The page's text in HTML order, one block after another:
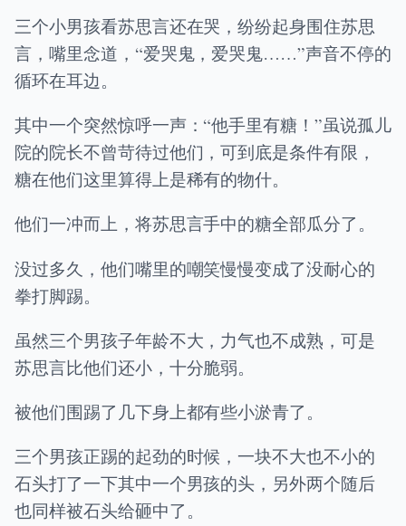
三个小男孩看苏思言还在哭，纷纷起身围住苏思
言，嘴里念道，“爱哭鬼，爱哭鬼……”声音不停的
循环在耳边。
其中一个突然惊呼一声：“他手里有糖！”虽说孤儿
院的院长不曾苛待过他们，可到底是条件有限，
糖在他们这里算得上是稀有的物什。
他们一冲而上，将苏思言手中的糖全部瓜分了。
没过多久，他们嘴里的嘲笑慢慢变成了没耐心的
拳打脚踢。
虽然三个男孩子年龄不大，力气也不成熟，可是
苏思言比他们还小，十分脆弱。
被他们围踢了几下身上都有些小淤青了。
三个男孩正踢的起劲的时候，一块不大也不小的
石头打了一下其中一个男孩的头，另外两个随后
也同样被石头给砸中了。